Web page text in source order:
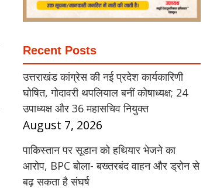
Recent Posts
उत्तराखंड कांग्रेस की नई प्रदेश कार्यकारिणी
घोषित, गोदावरी थपलियाल बनीं कोषाध्यक्ष; 24
उपाध्यक्ष और 36 महासचिव नियुक्त
August 7, 2026
पाकिस्तान पर सूडान को हथियार भेजने का
आरोप, BPC बोला- बख्तरबंद वाहन और ड्रोन से
बढ़ सकता है संघर्ष